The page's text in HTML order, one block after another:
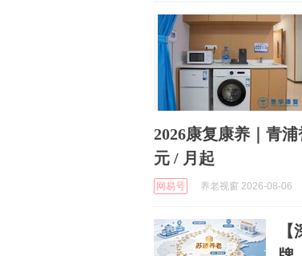
2026康复康养｜青
元 / 月起
网易号 养老视窗 2026-08-06